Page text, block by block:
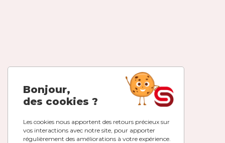
Bonjour,
des cookies ?
Les cookies nous apportent des retours précieux sur
vos interactions avec notre site, pour apporter
régulièrement des améliorations à votre expérience.